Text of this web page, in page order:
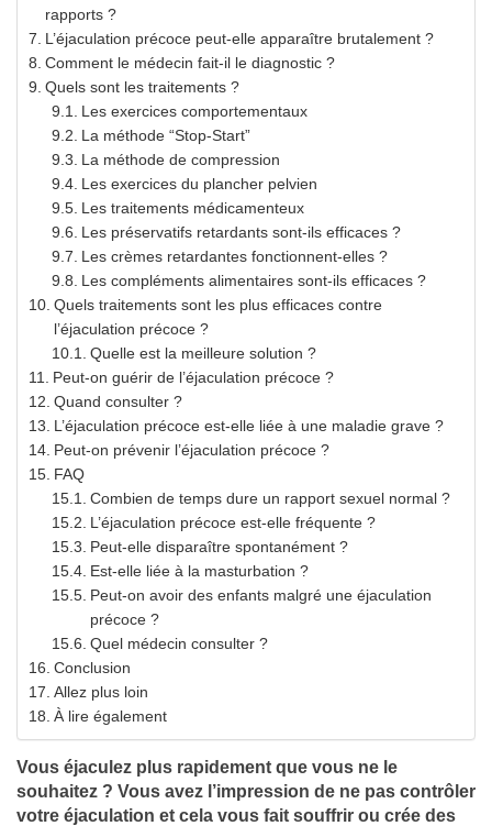
rapports ?
L’éjaculation précoce peut-elle apparaître brutalement ?
Comment le médecin fait-il le diagnostic ?
Quels sont les traitements ?
Les exercices comportementaux
La méthode “Stop-Start”
La méthode de compression
Les exercices du plancher pelvien
Les traitements médicamenteux
Les préservatifs retardants sont-ils efficaces ?
Les crèmes retardantes fonctionnent-elles ?
Les compléments alimentaires sont-ils efficaces ?
Quels traitements sont les plus efficaces contre
l’éjaculation précoce ?
Quelle est la meilleure solution ?
Peut-on guérir de l’éjaculation précoce ?
Quand consulter ?
L’éjaculation précoce est-elle liée à une maladie grave ?
Peut-on prévenir l’éjaculation précoce ?
FAQ
Combien de temps dure un rapport sexuel normal ?
L’éjaculation précoce est-elle fréquente ?
Peut-elle disparaître spontanément ?
Est-elle liée à la masturbation ?
Peut-on avoir des enfants malgré une éjaculation
précoce ?
Quel médecin consulter ?
Conclusion
Allez plus loin
À lire également
Vous éjaculez plus rapidement que vous ne le
souhaitez ? Vous avez l’impression de ne pas contrôler
votre éjaculation et cela vous fait souffrir ou crée des